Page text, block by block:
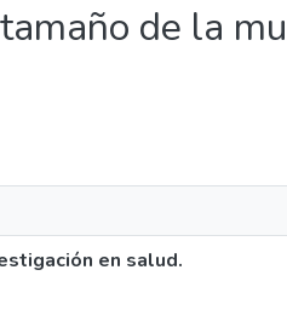
de la
en salud.